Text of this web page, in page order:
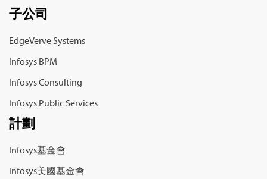
子公司
EdgeVerve Systems
Infosys BPM
Infosys Consulting
Infosys Public Services
計劃
Infosys基金會
Infosys美國基金會